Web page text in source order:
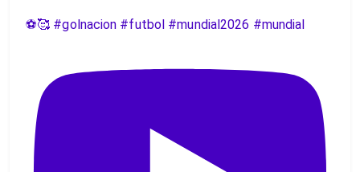
⚽️🥰 #golnacion #futbol #mundial2026 #mundial